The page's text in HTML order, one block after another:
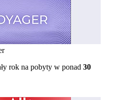
rok na pobyty w ponad 30